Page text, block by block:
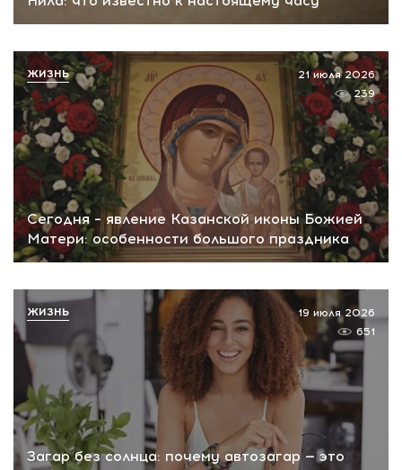
Сегодня – явление Казанской иконы Божией
Матери: особенности большого праздника
21 июля 2026
239
ЖИЗНЬ
Загар без солнца: почему автозагар — это
19 июля 2026
651
ЖИЗНЬ